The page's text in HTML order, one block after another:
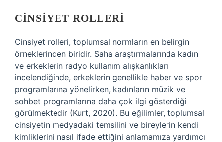
CINSIYET ROLLERI
Cinsiyet rolleri, toplumsal normların en belirgin
örneklerinden biridir. Saha araştırmalarında kadın
ve erkeklerin radyo kullanım alışkanlıkları
incelendiğinde, erkeklerin genellikle haber ve spor
programlarına yönelirken, kadınların müzik ve
sohbet programlarına daha çok ilgi gösterdiği
görülmektedir (Kurt, 2020). Bu eğilimler, toplumsal
cinsiyetin medyadaki temsilini ve bireylerin kendi
kimliklerini nasıl ifade ettiğini anlamamıza yardımcı